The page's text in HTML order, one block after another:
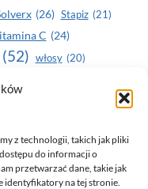
z technologii, takich jak pliki
do informacji o
przetwarzać dane, takie jak
identyfikatory na tej stronie.
(26) Stapiz (21)
C (24)
(52) włosy (20)
zęby